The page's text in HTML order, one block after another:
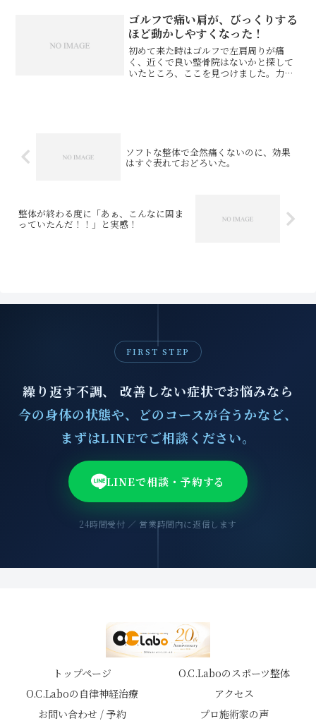
の対処としての眼のまわりの頭のマッサ
ージだけでなく、原...
ゴルフで痛い肩が、びっくりする
ほど動かしやすくなった！
初めて来た時はゴルフで左肩周りが痛
く、近くで良い整骨院はないかと探して
いたところ、ここを見つけました。力を
ソフトな整体で全然痛くないのに、効果
はすぐ表れておどろいた。
整体が終わる度に「あぁ、こんなに固ま
っていたんだ！！」と実感！
FIRST STEP
繰り返す不調、 改善しない症状でお悩みなら
今の身体の状態や、どのコースが合うかなど、
まずはLINEでご相談ください。
LINEで相談・予約する
24時間受付 ／ 営業時間内に返信します
トップページ
O.C.Laboのスポーツ整体
O.C.Laboの自律神経治療
アクセス
お問い合わせ / 予約
プロ施術家の声